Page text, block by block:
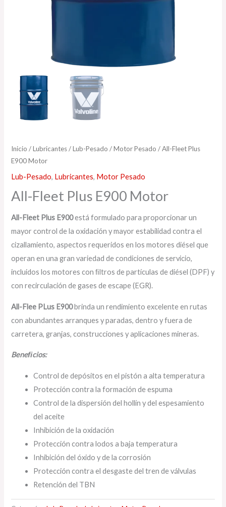
Inicio /Lubricantes/Lub-Pesado /Motor Pesado / All-Fleet Plus
E900 Motor
Lub-Pesado, Lubricantes, Motor Pesado
All-Fleet Plus E900 Motor
All-Fleet Plus E900está formulado para proporcionar un
mayor control de la oxidación y mayor estabilidad contra el
cizallamiento, aspectos requeridos en los motores diésel que
operan en una gran variedad de condiciones de servicio,
incluidos los motores con ﬁltros de partículas de diésel (DPF) y
con recirculación de gases de escape (EGR).
All-Flee PLus E900brinda un rendimiento excelente en rutas
con abundantes arranques y paradas, dentro y fuera de
carretera, granjas, construcciones y aplicaciones mineras.
Beneﬁcios:
Control de depósitos en el pistón a alta temperatura
Protección contra la formación de espuma
Control de la dispersión del hollín y del espesamiento
del aceite
Inhibición de la oxidación
Protección contra lodos a baja temperatura
Inhibición del óxido y de la corrosión
Protección contra el desgaste del tren de válvulas
Retención del TBN